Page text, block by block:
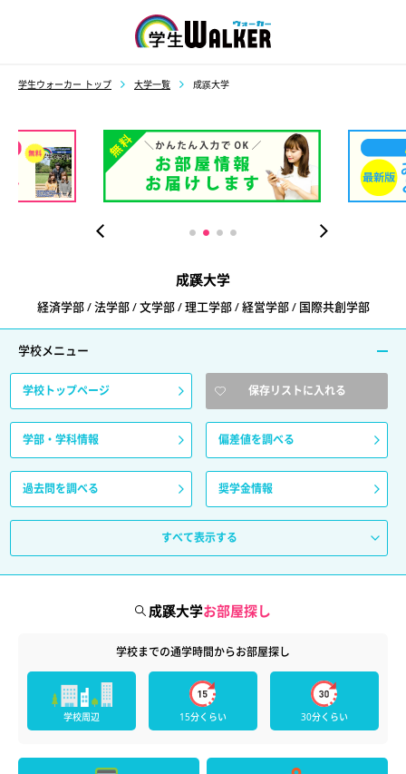
学生ウォーカー トップ 大学一覧 成蹊大学
成蹊大学
経済学部 / 法学部 / 文学部 / 理工学部 / 経営学部 / 国際共創学部
学校メニュー
学校トップページ 保存リストに入れる
学部・学科情報 偏差値を調べる
過去問を調べる 奨学金情報
すべて表示する
成蹊大学お部屋探し
学校までの通学時間からお部屋探し
学校周辺 15分くらい 30分くらい